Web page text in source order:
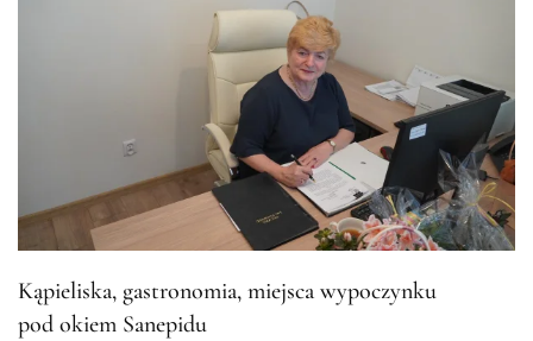
Kąpieliska, gastronomia, miejsca wypoczynku
pod okiem Sanepidu